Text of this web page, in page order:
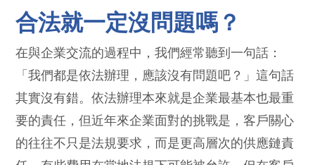
合法就一定沒問題嗎？
在與企業交流的過程中，我們經常聽到一句話：
「我們都是依法辦理，應該沒有問題吧？」這句話
其實沒有錯。依法辦理本來就是企業最基本也最重
要的責任，但近年來企業面對的挑戰是，客戶關心
的往往不只是法規要求，而是更高層次的供應鏈責